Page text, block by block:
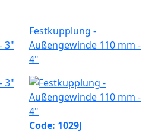
3"
Festkupplung -
Außengewinde 110 mm -
4"
Code: 1029J